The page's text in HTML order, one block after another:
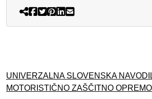
UNIVERZALNA SLOVENSKA
MOTORISTIČNO ZAŠČITNO OPREMO